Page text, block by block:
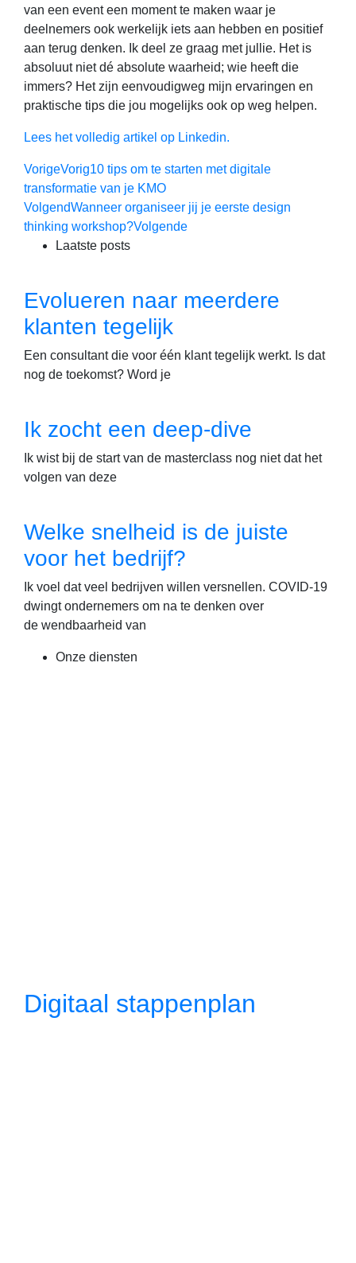
van een event een moment te maken waar je
deelnemers ook werkelijk iets aan hebben en positief
aan terug denken. Ik deel ze graag met jullie. Het is
absoluut niet dé absolute waarheid; wie heeft die
immers? Het zijn eenvoudigweg mijn ervaringen en
praktische tips die jou mogelijks ook op weg helpen.
Lees het volledig artikel op Linkedin.
VorigeVorig10 tips om te starten met digitale
transformatie van je KMO
VolgendWanneer organiseer jij je eerste design
thinking workshop?Volgende
Laatste posts
Evolueren naar meerdere
klanten tegelijk
Een consultant die voor één klant tegelijk werkt. Is dat
nog de toekomst? Word je
Ik zocht een deep-dive
Ik wist bij de start van de masterclass nog niet dat het
volgen van deze
Welke snelheid is de juiste
voor het bedrijf?
Ik voel dat veel bedrijven willen versnellen. COVID-19
dwingt ondernemers om na te denken over
de wendbaarheid van
Onze diensten
Digitaal stappenplan